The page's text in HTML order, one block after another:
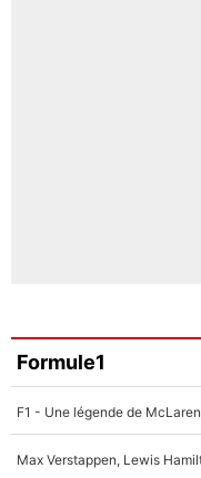
Formule1